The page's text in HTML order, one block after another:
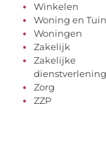
Winkelen
Woning en Tuin
Woningen
Zakelijk
Zakelijke
dienstverlening
Zorg
ZZP